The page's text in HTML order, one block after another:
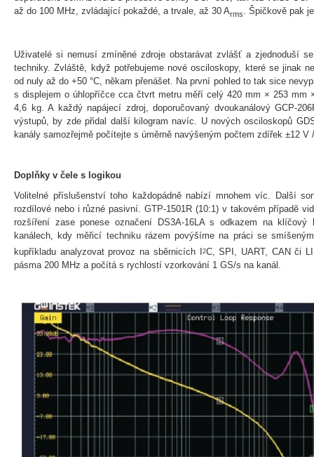
až do 100 MHz, zvládající pokaždé, a trvale, až 30 Arms . Špičkově pak
Uživatelé si nemusí zmíněné zdroje obstarávat zvlášť a zjednoduší
techniky. Zvláště, když potřebujeme nové osciloskopy, které se jinak
od nuly až do +50 °C, někam přenášet. Na první pohled to tak sice
s displejem o úhlopříčce cca čtvrt metru měří celý 420 mm × 253 mm
4,6 kg. A každý napájecí zdroj, doporučovaný dvoukanálový GCP-
výstupů, by zde přidal další kilogram navíc. U nových osciloskopů
kanály samozřejmě počítejte s úměrně navýšeným počtem zdířek ±12 V
Doplňky v čele s logikou
Volitelné příslušenství toho každopádně nabízí mnohem víc. Další
rozdílové nebo i různé pasivní.GTP-1501R (10:1) v takovém případě
rozšíření zase ponese označení DS3A-16LA s odkazem na klíčový
kanálech, kdy měřicí techniku rázem povýšíme na práci se
kupříkladu analyzovat provoz na sběrnicích
2C, SPI, UART, CAN či
pásma 200 MHz a počítá s rychlostí vzorkování 1 GS/s na kanál.